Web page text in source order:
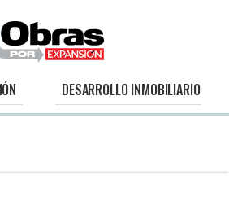
DESARROLLO INMOBILIARIO